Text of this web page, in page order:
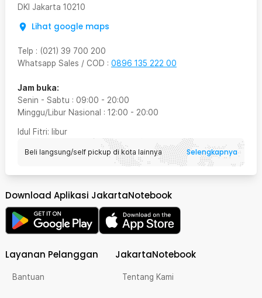
DKI Jakarta 10210
Lihat google maps
Telp : (021) 39 700 200
Whatsapp Sales / COD : 0896 135 222 00
Jam buka:
Senin - Sabtu : 09:00 - 20:00
Minggu/Libur Nasional : 12:00 - 20:00
Idul Fitri: libur
Beli langsung/self pickup di kota lainnya Selengkapnya
Download Aplikasi JakartaNotebook
Layanan Pelanggan
Bantuan
JakartaNotebook
Tentang Kami